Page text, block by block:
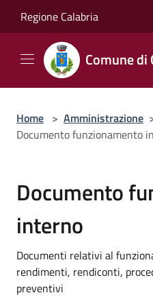
Regione Calabria
Comune di
Home > Amministrazione
Documento funzionamento
Documento
interno
Documenti relativi al
rendimenti, rendiconti,
preventivi